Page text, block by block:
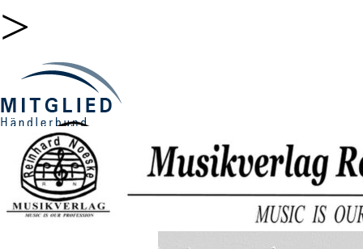
>
Direkt zum Seiteninhalt
Suchen
Cart:
Menü überspringen